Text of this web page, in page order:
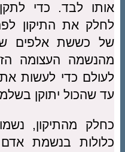
אותו לבד. כדי
לחלק את התיקון
של כששת אלפים
מהנשמה העצומה
לעולם כדי לעשות את
עד שהכול יתוקן
כחלק מהתיקון,
כלולות בנשמת אדם